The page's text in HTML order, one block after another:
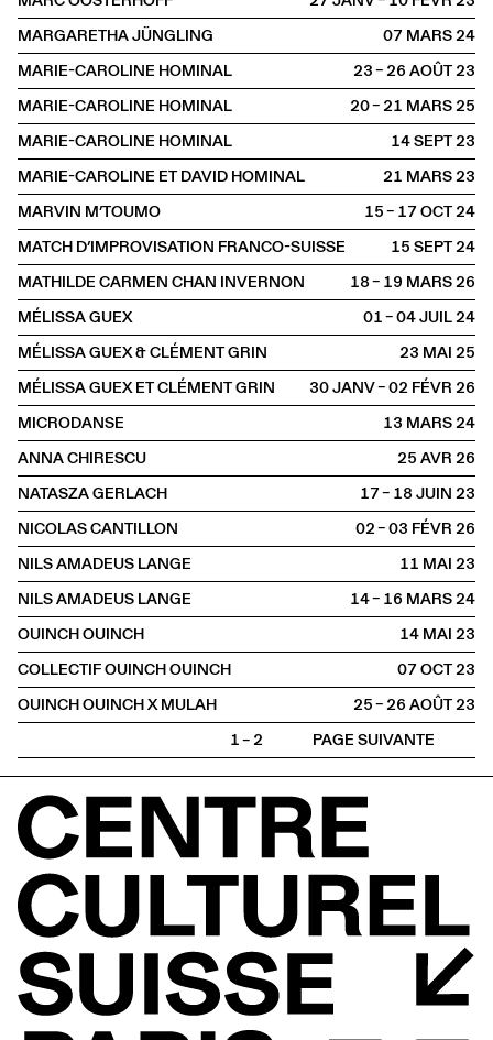
MARGARETHA JÜNGLING
07 MARS2024
MARIE-CAROLINE HOMINAL
23 – 26 AOÛT2023
MARIE-CAROLINE HOMINAL
20 – 21 MARS2025
MARIE-CAROLINE HOMINAL
14 SEPT2023
MARIE-CAROLINE ET DAVID HOMINAL
21 MARS2023
MARVIN M’TOUMO
15 – 17 OCT2024
MATCH D’IMPROVISATION FRANCO-SUISSE
15 SEPT2024
MATHILDE CARMEN CHAN INVERNON
18 – 19 MARS2026
MÉLISSA GUEX
01 – 04 JUIL2024
MÉLISSA GUEX & CLÉMENT GRIN
23 MAI2025
MÉLISSA GUEX ET CLÉMENT GRIN
30 JANV – 02 FÉVR2026
MICRODANSE
13 MARS2024
ANNA CHIRESCU
25 AVR2026
NATASZA GERLACH
17 – 18 JUIN2023
NICOLAS CANTILLON
02 – 03 FÉVR2026
NILS AMADEUS LANGE
11 MAI2023
NILS AMADEUS LANGE
14 – 16 MARS2024
OUINCH OUINCH
14 MAI2023
COLLECTIF OUINCH OUINCH
07 OCT2023
OUINCH OUINCH X MULAH
25 – 26 AOÛT2023
1 – 2
PAGE SUIVANTE